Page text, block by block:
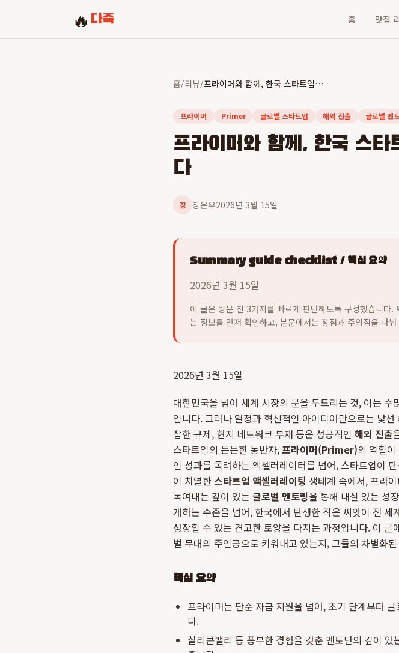
🔥 다죽 홈 맛집
홈/리뷰/ 프라이머와 함께, 한국 스타트업의 글로벌 성공 신화를 쓰다
프라이머 Primer 글로벌 스타트업 해외 진출 글로벌 멘
프라이머와 함께, 한국 스타
다
장 장은우2026년 3월 15일
Summary guide checklist / 핵심 요약
2026년 3월 15일
이 글은 방문 전 3가지를 빠르게 판단하도록 구성했습니다
는 정보를 먼저 확인하고, 본문에서는 장점과 주의점을 나
2026년 3월 15일
대한민국을 넘어 세계 시장의 문을 두드리는 것, 이는 수
입니다. 그러나 열정과 혁신적인 아이디어만으로는 낯
잡한 규제, 현지 네트워크 부재 등은 성공적인 해외 진출
스타트업의 든든한 동반자,프라이머(Primer)의 역할
인 성과를 독려하는 액셀러레이터를 넘어, 스타트업이
이 치열한스타트업 액셀러레이팅 생태계 속에서, 프라
녹여내는 깊이 있는 글로벌 멘토링을 통해 내실 있는 성
개하는 수준을 넘어, 한국에서 탄생한 작은 씨앗이 전
성장할 수 있는 견고한 토양을 다지는 과정입니다. 이
벌 무대의 주인공으로 키워내고 있는지, 그들의 차별화
핵심 요약
프라이머는 단순 자금 지원을 넘어, 초기 단계부터
다.
실리콘밸리 등 풍부한 경험을 갖춘 멘토단의 깊이